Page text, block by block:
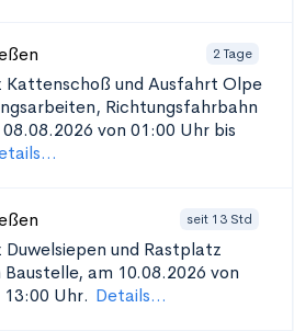
2 Tage
Kattenschoß und Ausfahrt Olpe
Richtungsfahrbahn
von 01:00 Uhr bis
seit 13 Std
und Rastplatz
Baustelle, am 10.08.2026 von
Uhr. Details...